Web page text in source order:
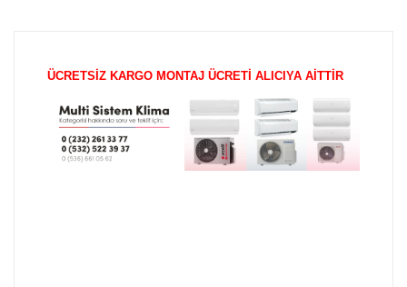
ÜCRETSİZ KARGO MONTAJ ÜCRETİ ALICIYA AİTTİR